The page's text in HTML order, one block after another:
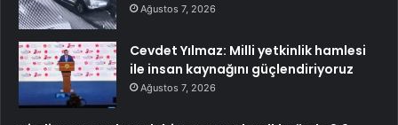
Ağustos 7, 2026
Cevdet Yılmaz: Milli yetkinlik hamlesi
ile insan kaynağını güçlendiriyoruz
Ağustos 7, 2026